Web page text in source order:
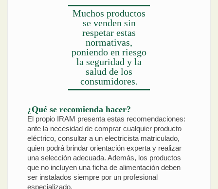
Muchos productos
se venden sin
respetar estas
normativas,
poniendo en riesgo
la seguridad y la
salud de los
consumidores.
¿Qué se recomienda hacer?
El propio IRAM presenta estas recomendaciones:
ante la necesidad de comprar cualquier producto
eléctrico, consultar a un electricista matriculado,
quien podrá brindar orientación experta y realizar
una selección adecuada. Además, los productos
que no incluyen una ficha de alimentación deben
ser instalados siempre por un profesional
especializado.